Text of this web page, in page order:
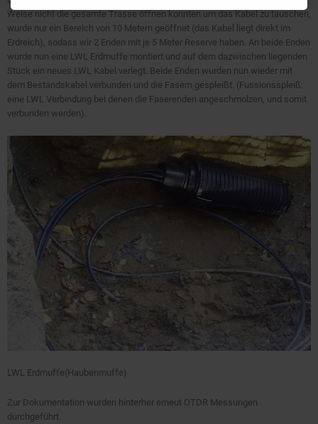
Weise nicht die gesamte Trasse öffnen konnten um das Kabel zu tauschen,
wurde nur ein Bereich von 10 Metern geöffnet (das Kabel liegt direkt im
Erdreich), sodass wir 2 Enden mit je 5 Meter Reserve haben. An beide Enden
wurde nun eine LWL Erdmuffe montiert und auf dem dazwischen liegenden
Stück ein neues LWL Kabel verlegt. Beide Enden wurden nun wieder mit
dem Bestandskabel verbunden und die Fasern gespleißt. (Fussionsspleiß:
eine LWL Verbindung bei denen die Faserenden angeschmolzen, und somit
verbunden werden).
LWL Erdmuffe(Haubenmuffe)
Zur Dokumentation wurden hinterher erneut OTDR Messungen
durchgeführt.